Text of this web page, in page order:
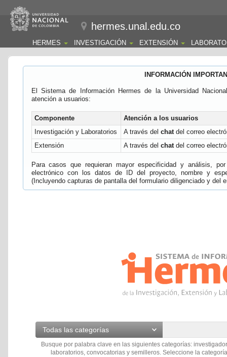
hermes.unal.edu.co
HERMES INVESTIGACIÓN EXTENSIÓN
INFORMACIÓN
El Sistema de Información Hermes de la Universidad
atención a usuarios:
Componente
Atención a los usuarios
Investigación y Laboratorios
A través del chatdel correo
Extensión
A través del chatdel correo
Para casos que requieran mayor especificidad y análisis,
electrónico con los datos de ID del proyecto, nombre y
(Incluyendo capturas de pantalla del formulario diligenciado y del
Todas las categorías
Busque por palabra clave en las siguientes categorías:
laboratorios, convocatorias y semilleros. Seleccione la